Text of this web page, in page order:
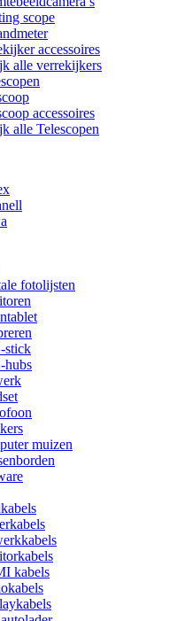
scope
accessoires
alle verrekijkers
accessoires
alle Telescopen
fotolijsten
stick
hubs
muizen
kabels